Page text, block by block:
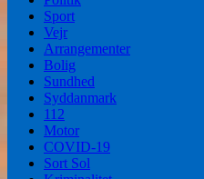
Sport
Vejr
Arrangementer
Bolig
Sundhed
Syddanmark
112
Motor
COVID-19
Sort Sol